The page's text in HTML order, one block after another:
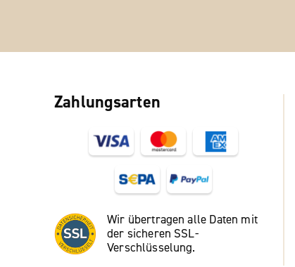
Zahlungsarten
Wir übertragen alle Daten mit
der sicheren SSL-
Verschlüsselung.